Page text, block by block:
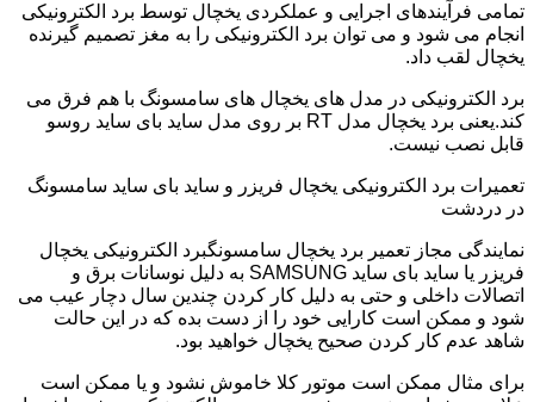
تمامی فرآیندهای اجرایی و عملکردی یخچال توسط برد الکترونیکی
انجام می شود و می توان برد الکترونیکی را به مغز تصمیم گیرنده
یخچال لقب داد.
برد الکترونیکی در مدل های یخچال های سامسونگ با هم فرق می
کند.یعنی برد یخچال مدل RT بر روی مدل ساید بای ساید روسو
قابل نصب نیست.
تعمیرات برد الکترونیکی یخچال فریزر و ساید بای ساید سامسونگ
در دردشت
نمایندگی مجاز تعمیر برد یخچال سامسونگبرد الکترونیکی یخچال
فریزر یا ساید بای ساید SAMSUNG به دلیل نوسانات برق و
اتصالات داخلی و حتی به دلیل کار کردن چندین سال دچار عیب می
شود و ممکن است کارایی خود را از دست بده که در این حالت
شاهد عدم کار کردن صحیح یخچال خواهید بود.
برای مثال ممکن است موتور کلا خاموش نشود و یا ممکن است